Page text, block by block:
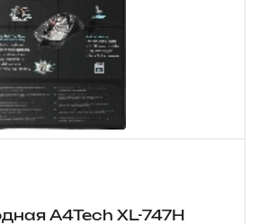
A4Tech XL-747H